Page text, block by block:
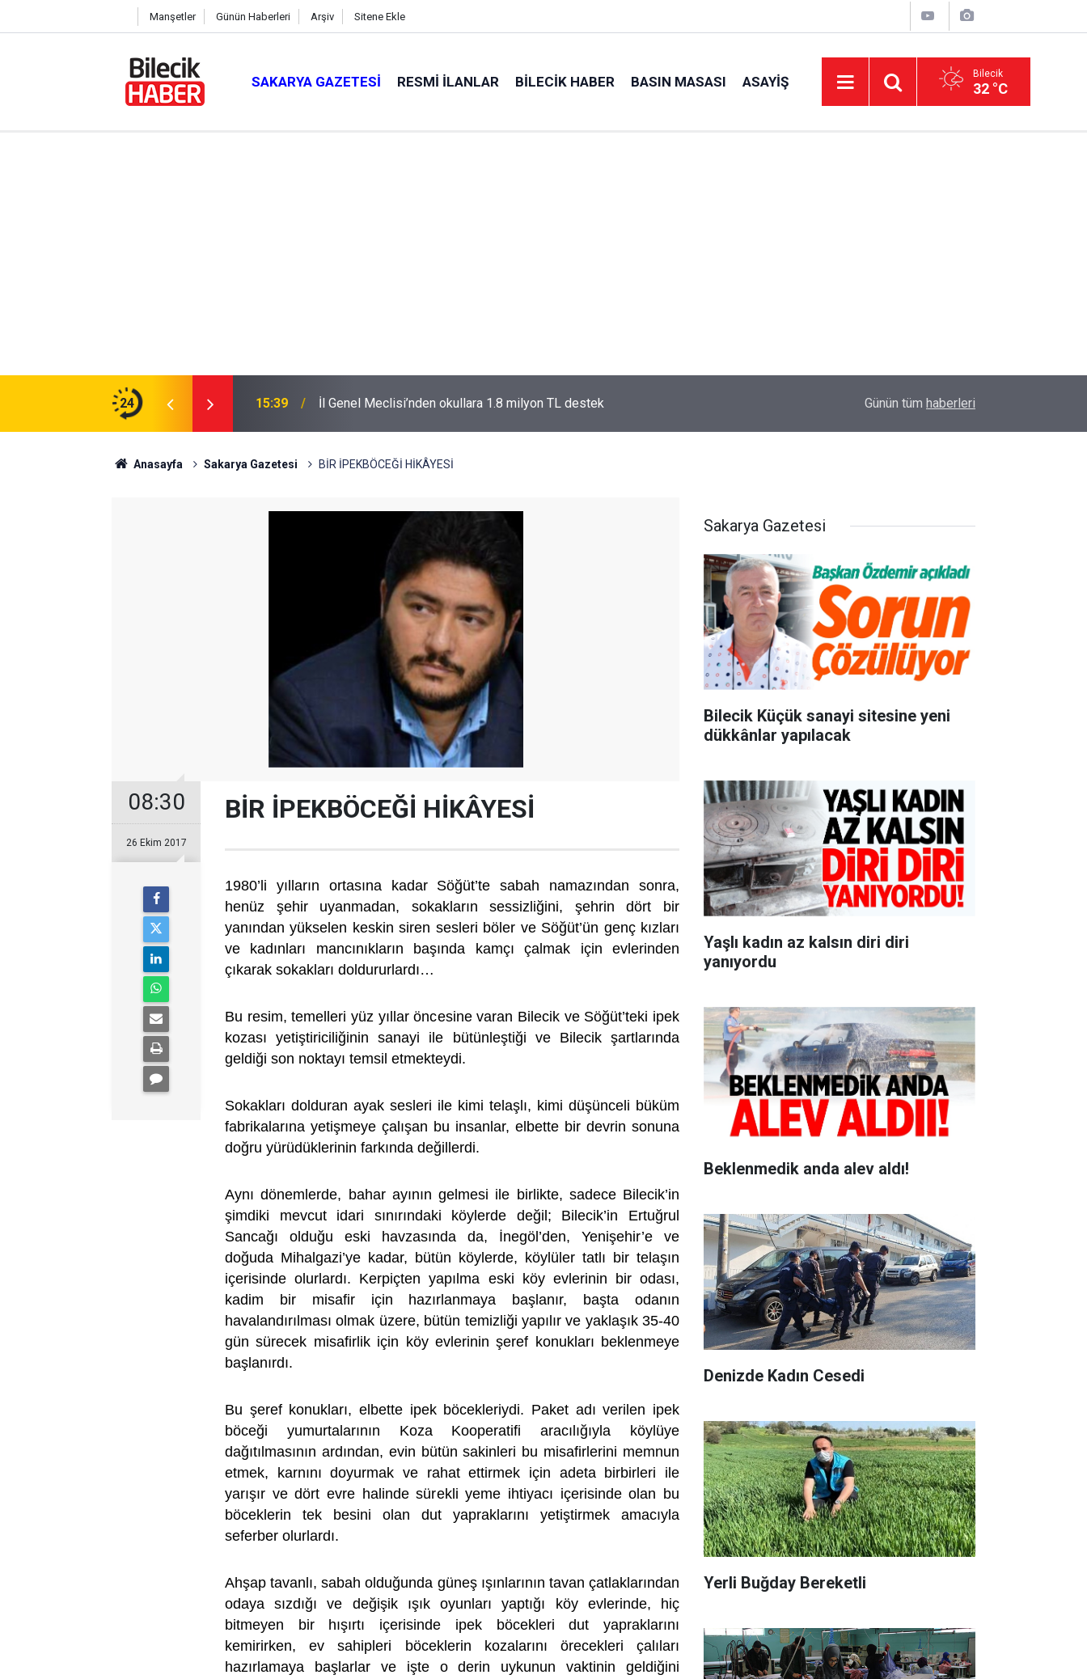
Manşetler Günün Haberleri Arşiv Sitene Ekle
SAKARYA GAZETESI RESMI İLANLAR BILECIK HABER BASIN MASASI ASAYIŞ Bilecik
32 °C
24 15:39 İl Genel Meclisi’nden okullara 1.8 milyon TL destek OEDAŞ Türkiye’yi temsil edecek
Günün tüm haberleri
Anasayfa Sakarya Gazetesi BİR İPEKBÖCEĞİ HİKÂYESİ
08:30
26 Ekim 2017
BİR İPEKBÖCEĞİ HİKÂYESİ
1980’li yılların ortasına kadar Söğüt’te sabah namazından sonra,
henüz şehir uyanmadan, sokakların sessizliğini, şehrin dört bir
yanından yükselen keskin siren sesleri böler ve Söğüt’ün genç kızları
ve kadınları mancınıkların başında kamçı çalmak için evlerinden
çıkarak sokakları doldururlardı…
Bu resim, temelleri yüz yıllar öncesine varan Bilecik ve Söğüt’teki ipek
kozası yetiştiriciliğinin sanayi ile bütünleştiği ve Bilecik şartlarında
geldiği son noktayı temsil etmekteydi.
Sokakları dolduran ayak sesleri ile kimi telaşlı, kimi düşünceli büküm
fabrikalarına yetişmeye çalışan bu insanlar, elbette bir devrin sonuna
doğru yürüdüklerinin farkında değillerdi.
Aynı dönemlerde, bahar ayının gelmesi ile birlikte, sadece Bilecik’in
şimdiki mevcut idari sınırındaki köylerde değil; Bilecik’in Ertuğrul
Sancağı olduğu eski havzasında da, İnegöl’den, Yenişehir’e ve
doğuda Mihalgazi’ye kadar, bütün köylerde, köylüler tatlı bir telaşın
içerisinde olurlardı. Kerpiçten yapılma eski köy evlerinin bir odası,
kadim bir misafir için hazırlanmaya başlanır, başta odanın
havalandırılması olmak üzere, bütün temizliği yapılır ve yaklaşık 35-40
gün sürecek misafirlik için köy evlerinin şeref konukları beklenmeye
başlanırdı.
Bu şeref konukları, elbette ipek böcekleriydi. Paket adı verilen ipek
böceği yumurtalarının Koza Kooperatifi aracılığıyla köylüye
dağıtılmasının ardından, evin bütün sakinleri bu misafirlerini memnun
etmek, karnını doyurmak ve rahat ettirmek için adeta birbirleri ile
yarışır ve dört evre halinde sürekli yeme ihtiyacı içerisinde olan bu
böceklerin tek besini olan dut yapraklarını yetiştirmek amacıyla
seferber olurlardı.
Ahşap tavanlı, sabah olduğunda güneş ışınlarının tavan çatlaklarından
odaya sızdığı ve değişik ışık oyunları yaptığı köy evlerinde, hiç
bitmeyen bir hışırtı içerisinde ipek böcekleri dut yapraklarını
kemirirken, ev sahipleri böceklerin kozalarını örecekleri çalıları
hazırlamaya başlarlar ve işte o derin uykunun vaktinin geldiğini
Sakarya Gazetesi
Bilecik Küçük sanayi sitesine yeni
dükkânlar yapılacak
Yaşlı kadın az kalsın diri diri
yanıyordu
Beklenmedik anda alev aldı!
Denizde Kadın Cesedi
Yerli Buğday Bereketli